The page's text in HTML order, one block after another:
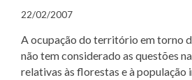
22/02/2007
A ocupação do território em torno
não tem considerado as questões
relativas às florestas e à população